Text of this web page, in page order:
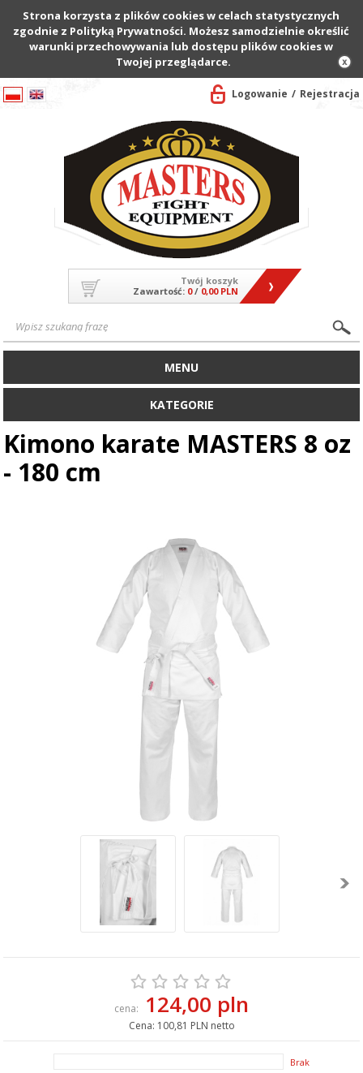
Strona korzysta z plików cookies w celach statystycznych
zgodnie z Polityką Prywatności. Możesz samodzielnie określić
warunki przechowywania lub dostępu plików cookies w
Twojej przeglądarce.
Logowanie Rejestracja
Twój koszyk
Zawartość: 0/ 0,00 PLN
MENU
KATEGORIE
Kimono karate MASTERS 8 oz
- 180 cm
cena: 124,00 pln
Cena: 100,81 PLN netto
Brak